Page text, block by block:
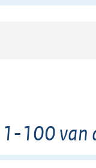
1-100 van